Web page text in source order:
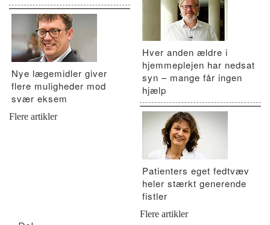
Nye lægemidler giver
flere muligheder mod
svær eksem
Flere artikler
Hver anden ældre i
hjemmeplejen har nedsat
syn – mange får ingen
hjælp
Patienters eget fedtvæv
heler stærkt generende
fistler
Flere artikler